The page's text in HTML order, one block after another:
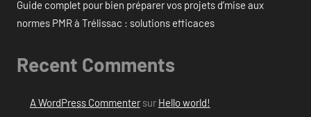
Guide complet pour bien préparer vos projets d’mise aux
normes PMR à Trélissac : solutions efficaces
Recent Comments
A WordPress Commentersur Hello world!